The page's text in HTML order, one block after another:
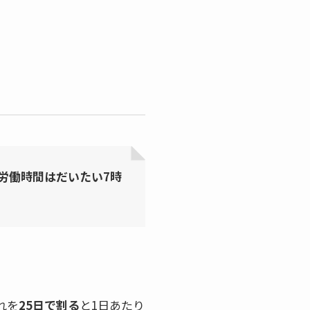
働時間はだいたい7時
を25日で割ると1日あたり